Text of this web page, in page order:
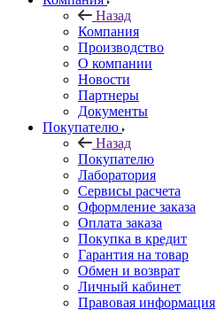
Назад
Компания
Производство
О компании
Новости
Партнеры
Документы
Покупателю
Назад
Покупателю
Лаборатория
Сервисы расчета
Оформление заказа
Оплата заказа
Покупка в кредит
Гарантия на товар
Обмен и возврат
Личный кабинет
Правовая информация